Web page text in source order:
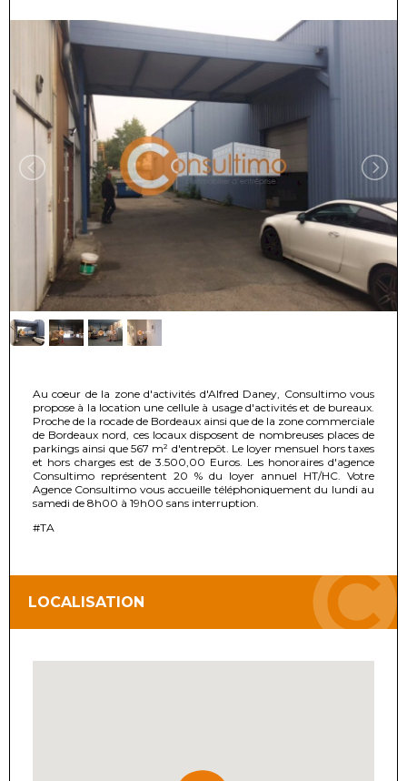
Au coeur de la zone d'activités d'Alfred Daney, Consultimo vous
propose à la location une cellule à usage d'activités et de bureaux.
Proche de la rocade de Bordeaux ainsi que de la zone commerciale
de Bordeaux nord, ces locaux disposent de nombreuses places de
parkings ainsi que 567 m² d'entrepôt. Le loyer mensuel hors taxes
et hors charges est de 3.500,00 Euros. Les honoraires d'agence
Consultimo représentent 20 % du loyer annuel HT/HC. Votre
Agence Consultimo vous accueille téléphoniquement du lundi au
samedi de 8h00 à 19h00 sans interruption.
#TA
LOCALISATION